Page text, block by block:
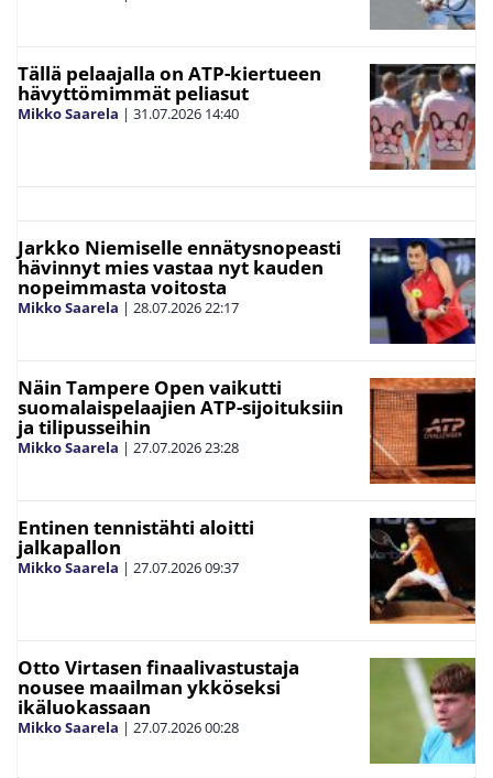
Tällä pelaajalla on ATP-kiertueen
hävyttömimmät peliasut
Mikko Saarela | 31.07.2026 14:40
Jarkko Niemiselle ennätysnopeasti
hävinnyt mies vastaa nyt kauden
nopeimmasta voitosta
Mikko Saarela | 28.07.202622:17
Näin Tampere Open vaikutti
suomalaispelaajien ATP-sijoituksiin
ja tilipusseihin
Mikko Saarela | 27.07.202623:28
Entinen tennistähti aloitti
jalkapallon
Mikko Saarela | 27.07.202609:37
Otto Virtasen finaalivastustaja
nousee maailman ykköseksi
ikäluokassaan
Mikko Saarela | 27.07.202600:28